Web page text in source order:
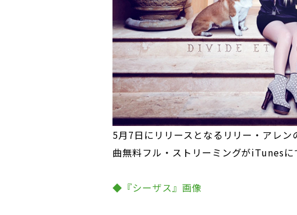
5月7日にリリースとなるリリー・アレ
曲無料フル・ストリーミングがiTunesに
◆『シーザス』画像